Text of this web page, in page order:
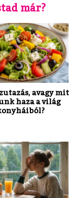
már?
avagy mit
haza a világ